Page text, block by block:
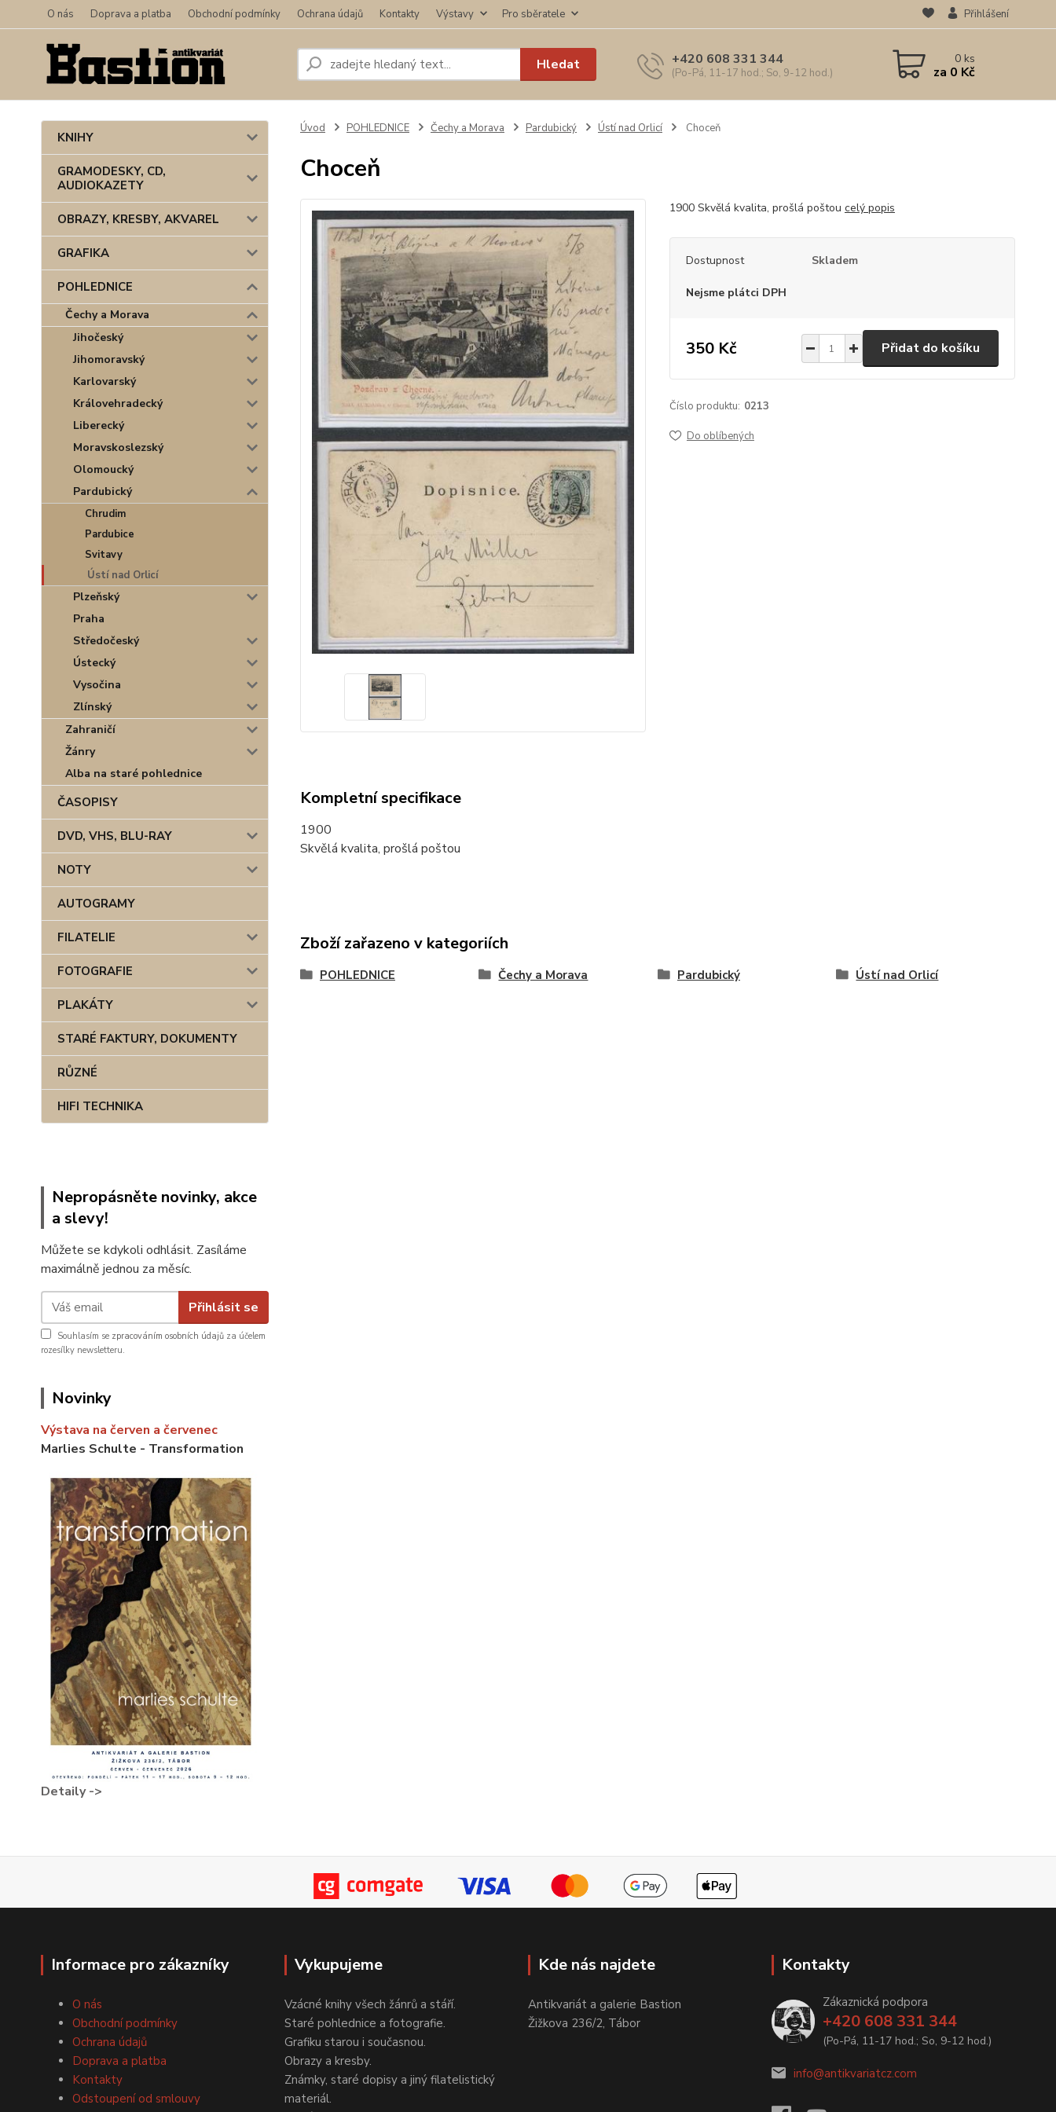
O nás Doprava a platba Obchodní podmínky Ochrana údajů Kontakty Výstavy Pro sběratele Přihlášení
Hledat +420 608 331 344
(Po-Pá, 11-17 hod.; So, 9-12 hod.)
0ks
za 0 Kč
KNIHY
GRAMODESKY, CD,
AUDIOKAZETY
OBRAZY, KRESBY, AKVAREL
GRAFIKA
POHLEDNICE
Čechy a Morava
Jihočeský
Jihomoravský
Karlovarský
Královehradecký
Liberecký
Moravskoslezský
Olomoucký
Pardubický
Chrudim
Pardubice
Svitavy
Ústí nad Orlicí
Plzeňský
Praha
Středočeský
Ústecký
Vysočina
Zlínský
Zahraničí
Žánry
Alba na staré pohlednice
ČASOPISY
DVD, VHS, BLU-RAY
NOTY
AUTOGRAMY
FILATELIE
FOTOGRAFIE
PLAKÁTY
STARÉ FAKTURY, DOKUMENTY
RŮZNÉ
HIFI TECHNIKA
Nepropásněte novinky, akce
a slevy!
Můžete se kdykoli odhlásit. Zasíláme
maximálně jednou za měsíc.
Přihlásit se
Souhlasím se zpracováním osobních údajů za účelem
rozesílky newsletteru.
Novinky
Výstava na červen a červenec
Marlies Schulte - Transformation
Detaily ->
Úvod POHLEDNICE Čechy a Morava Pardubický Ústí nad Orlicí Choceň
Choceň
1900 Skvělá kvalita, prošlá poštou celý popis
Dostupnost Skladem
Nejsme plátci DPH
350 Kč Přidat do košíku
Číslo produktu: 0213
Do oblíbených
Kompletní specifikace
1900
Skvělá kvalita, prošlá poštou
Zboží zařazeno v kategoriích
POHLEDNICE Čechy a Morava Pardubický Ústí nad Orlicí
Informace pro zákazníky
O nás
Obchodní podmínky
Ochrana údajů
Doprava a platba
Kontakty
Odstoupení od smlouvy
Vykupujeme
Vzácné knihy všech žánrů a stáří.
Staré pohlednice a fotografie.
Grafiku starou i současnou.
Obrazy a kresby.
Známky, staré dopisy a jiný filatelistický
materiál.
Kde nás najdete
Antikvariát a galerie Bastion
Žižkova 236/2, Tábor
Kontakty
Zákaznická podpora
+420 608 331 344
(Po-Pá, 11-17 hod.; So, 9-12 hod.)
info@antikvariatcz.com